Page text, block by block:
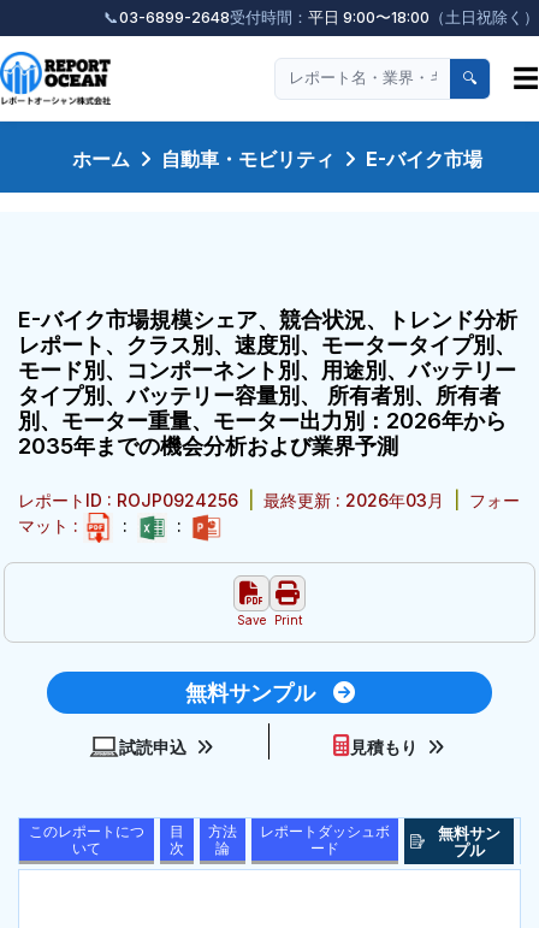
📞03-6899-2648受付時間： 平日 9:00〜18:00 （土日祝除く）
🔍 ☰
ホーム 自動車・モビリティ E-バイク市場
E-バイク市場規模シェア、競合状況、トレンド分析
レポート、クラス別、速度別、モータータイプ別、
モード別、コンポーネント別、用途別、バッテリー
タイプ別、バッテリー容量別、 所有者別、所有者
別、モーター重量、モーター出力別：2026年から
2035年までの機会分析および業界予測
レポートID : ROJP0924256 最終更新 : 2026年03月
フォー
マット :
: :
Save Print
無料サンプル
試読申込 見積もり
このレポートにつ
いて
目
次
方法
論
レポートダッシュボ
ード
無料サン
プル